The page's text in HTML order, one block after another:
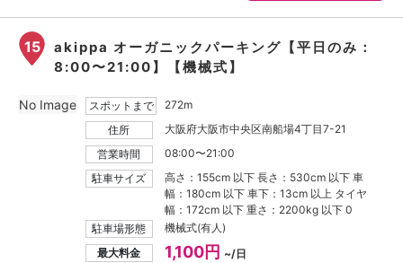
15
akippa オーガニックパーキング【平日のみ：
8:00〜21:00】【機械式】
スポットまで
272m
住所
大阪府大阪市中央区南船場4丁目7-21
営業時間
08:00〜21:00
駐車サイズ
高さ：155cm 以下 長さ：530cm 以下 車
幅：180cm 以下 車下：13cm 以上 タイヤ
幅：172cm 以下 重さ：2200kg 以下 0
駐車場形態
機械式(有人)
最大料金
1,100円 ~/日
No Image